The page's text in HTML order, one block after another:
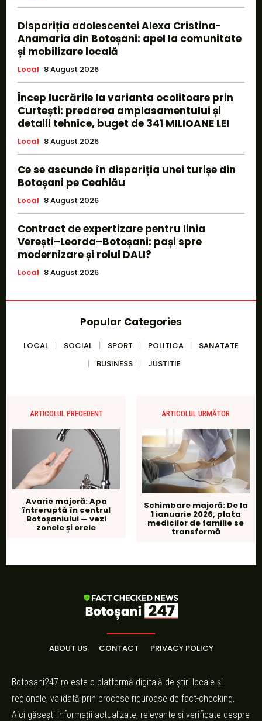
Dispariția adolescentei Alexa Cristina-
Anamaria din Botoșani: apel la comunitate
și mobilizare locală
Local 8 August 2026
Încep lucrările la varianta ocolitoare prin
Curtești: predarea amplasamentului și
detalii tehnice, buget de 341 MILIOANE LEI
Local 8 August 2026
Ce se ascunde în dispariția unei turișe din
Botoșani pe Ceahlău
Local 8 August 2026
Contract de expertizare pentru linia
Verești–Leorda–Botoșani: pași spre
modernizare și rolul DALI?
Local 8 August 2026
Popular Categories
LOCAL SOCIAL SPORT POLITICA
SANATATE
BUSINESS
JUSTITIE
ARTICOLUL PRECEDENT
Avarie majoră: Apa
întreruptă în centrul
Botoșaniului — vezi
zonele și orele
ARTICOLUL URMĂTOR
Schimbare majoră: De la
1 ianuarie 2026, plata
medicilor de familie se
transformă
ABOUT US CONTACT PRIVACY POLICY
Botosani247.ro este o platformă digitală de știri locale și
regionale, validată prin procese riguroase de fact-checking.
Aici găsești informații actualizate, relevante și verificate despre